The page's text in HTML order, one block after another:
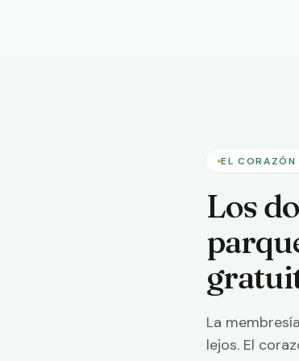
EL CORAZÓN
Los
La
lejos. El